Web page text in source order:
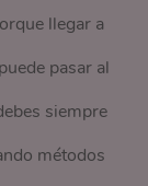
llegar a
pasar al
siempre
métodos